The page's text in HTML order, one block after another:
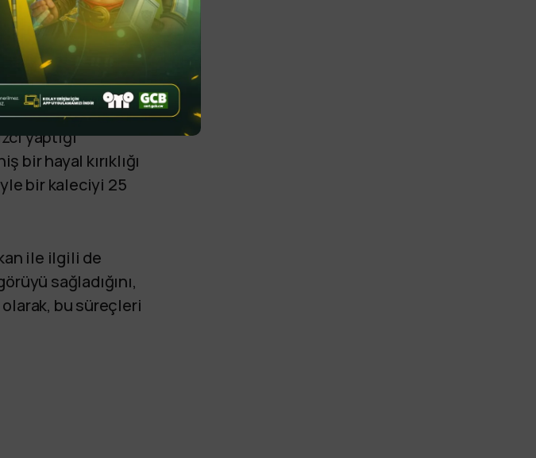
giymiş eski isimler
kurulu
yaptığı
bir hayal kırıklığı
bir kaleciyi 25
ile ilgili de
sağladığını,
bu süreçleri